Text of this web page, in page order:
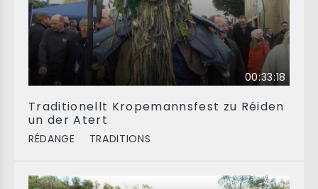
00:33:18
Traditionellt Kropemannsfest zu Réiden
un der Atert
RÉDANGE TRADITIONS